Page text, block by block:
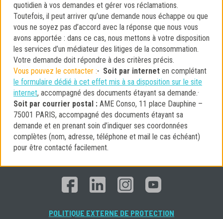
quotidien à vos demandes et gérer vos réclamations.
Toutefois, il peut arriver qu’une demande nous échappe ou que
vous ne soyez pas d’accord avec la réponse que nous vous
avons apportée : dans ce cas, nous mettons à votre disposition
les services d’un médiateur des litiges de la consommation.
Votre demande doit répondre à des critères précis.
Vous pouvez le contacter :· Soit par internet en complétant
le formulaire dédié à cet effet mis à sa disposition sur le site
internet, accompagné des documents étayant sa demande.·
Soit par courrier postal : AME Conso, 11 place Dauphine –
75001 PARIS, accompagné des documents étayant sa
demande et en prenant soin d’indiquer ses coordonnées
complètes (nom, adresse, téléphone et mail le cas échéant)
pour être contacté facilement.
POLITIQUE EXTERNE DE PROTECTION